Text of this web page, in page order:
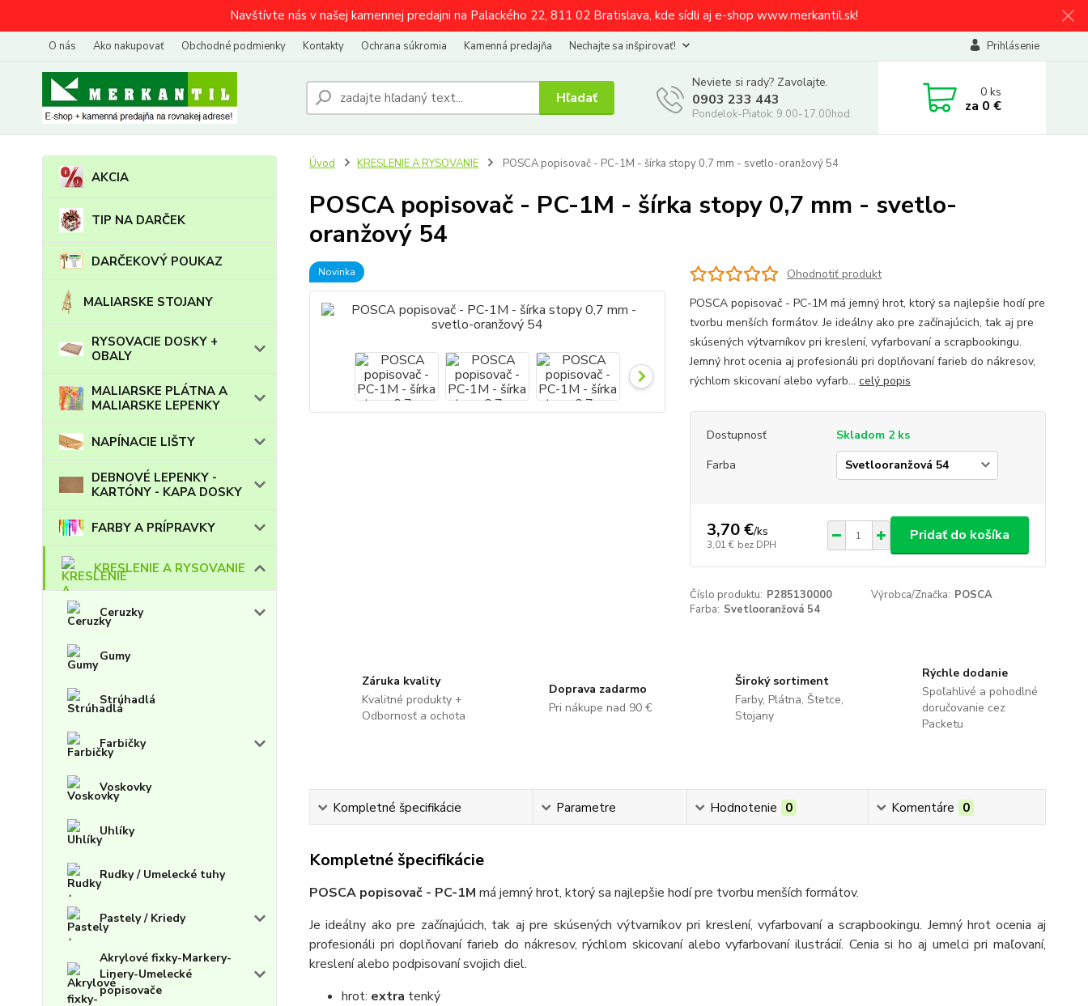
Navštívte nás v našej kamennej predajni na Palackého 22, 811 02 Bratislava, kde sídli aj e-shop www.merkantil.sk!
O nás Ako nakupovať Obchodné podmienky Kontakty Ochrana súkromia Kamenná predajňa Nechajte sa inšpirovať! Prihlásenie
Hľadať
Neviete si rady? Zavolajte.
0903 233 443
Pondelok-Piatok: 9.00-17.00hod.
0ks
za 0 €
AKCIA
TIP NA DARČEK
DARČEKOVÝ POUKAZ
MALIARSKE STOJANY
RYSOVACIE DOSKY +
OBALY
MALIARSKE PLÁTNA A
MALIARSKE LEPENKY
NAPÍNACIE LIŠTY
DEBNOVÉ LEPENKY -
KARTÓNY - KAPA DOSKY
FARBY A PRÍPRAVKY
KRESLENIE A RYSOVANIE
Ceruzky
Gumy
Strúhadlá
Farbičky
Voskovky
Uhlíky
Rudky / Umelecké tuhy
Pastely / Kriedy
Akrylové fixky-Markery-
Linery-Umelecké
popisovače
Úvod KRESLENIE A RYSOVANIE POSCA popisovač - PC-1M - šírka stopy 0,7 mm - svetlo-oranžový 54
POSCA popisovač - PC-1M - šírka stopy 0,7 mm - svetlo-
oranžový 54
Novinka
Ohodnotiť produkt
POSCA popisovač - PC-1M má jemný hrot, ktorý sa najlepšie hodí pre
tvorbu menších formátov. Je ideálny ako pre začínajúcich, tak aj pre
skúsených výtvarníkov pri kreslení, vyfarbovaní a scrapbookingu.
Jemný hrot ocenia aj profesionáli pri doplňovaní farieb do nákresov,
rýchlom skicovaní alebo vyfarb... celý popis
Dostupnosť
Skladom 2 ks
Farba
3,70 €/ks
3,01 € bez DPH
Pridať do košíka
Číslo produktu: P285130000 Výrobca/Značka: POSCA
Farba: Svetlooranžová 54
Záruka kvality
Kvalitné produkty +
Odbornosť a ochota
Doprava zadarmo
Pri nákupe nad 90 €
Široký sortiment
Farby, Plátna, Štetce,
Stojany
Rýchle dodanie
Spoľahlivé a pohodlné
doručovanie cez
Packetu
Kompletné špecifikácie Parametre Hodnotenie 0 Komentáre 0
Kompletné špecifikácie
POSCA popisovač - PC-1M má jemný hrot, ktorý sa najlepšie hodí pre tvorbu menších formátov.
Je ideálny ako pre začínajúcich, tak aj pre skúsených výtvarníkov pri kreslení, vyfarbovaní a scrapbookingu. Jemný hrot ocenia aj
profesionáli pri doplňovaní farieb do nákresov, rýchlom skicovaní alebo vyfarbovaní ilustrácií. Cenia si ho aj umelci pri maľovaní,
kreslení alebo podpisovaní svojich diel.
hrot: extra tenký